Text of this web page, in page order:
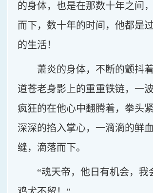
的身体，也是在那数十年之间
而下，数十年的时间，他都是
的生活！
萧炎的身体，不断的颤抖
道苍老身影上的重重铁链，一
疯狂的在他心中翻腾着，拳头
深深的掐入掌心，一滴滴的鲜
缝，滴落而下。
“魂天帝，他日有机会，我